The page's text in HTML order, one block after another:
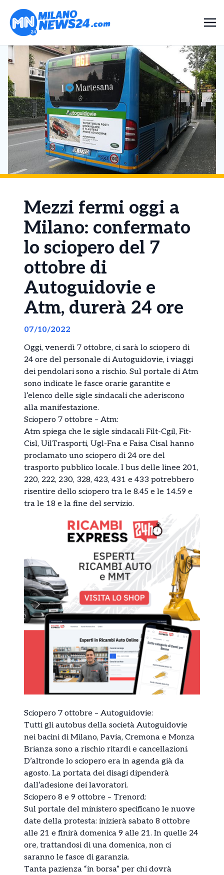
Mezzi fermi oggi a
Milano: confermato
lo sciopero del 7
ottobre di
Autoguidovie e
Atm, durerà 24 ore
07/10/2022
Oggi, venerdì 7 ottobre, ci sarà lo sciopero di
24 ore del personale di Autoguidovie, i viaggi
dei pendolari sono a rischio. Sul portale di Atm
sono indicate le fasce orarie garantite e
l’elenco delle sigle sindacali che aderiscono
alla manifestazione.
Sciopero 7 ottobre – Atm:
Atm spiega che le sigle sindacali Filt-Cgil, Fit-
Cisl, UilTrasporti, Ugl-Fna e Faisa Cisal hanno
proclamato uno sciopero di 24 ore del
trasporto pubblico locale. I bus delle linee 201,
220, 222, 230, 328, 423, 431 e 433 potrebbero
risentire dello sciopero tra le 8.45 e le 14.59 e
tra le 18 e la fine del servizio.
Sciopero 7 ottobre – Autoguidovie:
Tutti gli autobus della società Autoguidovie
nei bacini di Milano, Pavia, Cremona e Monza
Brianza sono a rischio ritardi e cancellazioni.
D’altronde lo sciopero era in agenda già da
agosto. La portata dei disagi dipenderà
dall’adesione dei lavoratori.
Sciopero 8 e 9 ottobre – Trenord:
Sul portale del ministero specificano le nuove
date della protesta: inizierà sabato 8 ottobre
alle 21 e finirà domenica 9 alle 21. In quelle 24
ore, trattandosi di una domenica, non ci
saranno le fasce di garanzia.
Tanta pazienza “in borsa” per chi dovrà